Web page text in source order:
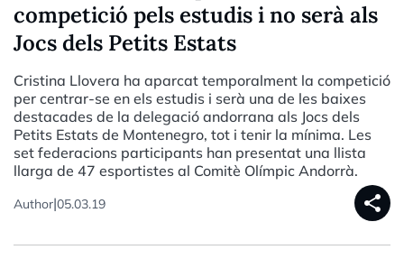
competició pels estudis i no serà als
Jocs dels Petits Estats
Cristina Llovera ha aparcat temporalment la competició
per centrar-se en els estudis i serà una de les baixes
destacades de la delegació andorrana als Jocs dels
Petits Estats de Montenegro, tot i tenir la mínima. Les
set federacions participants han presentat una llista
llarga de 47 esportistes al Comitè Olímpic Andorrà.
Author|05.03.19 share